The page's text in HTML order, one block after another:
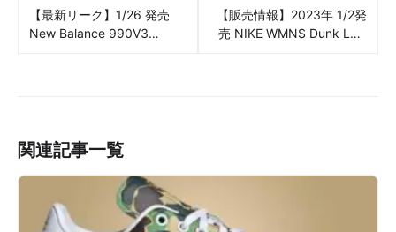
【最新リーク】1/26 発売
New Balance 990V3
【販売情報】2023年 1/2発
売 NIKE WMNS Dunk Low
関連記事一覧